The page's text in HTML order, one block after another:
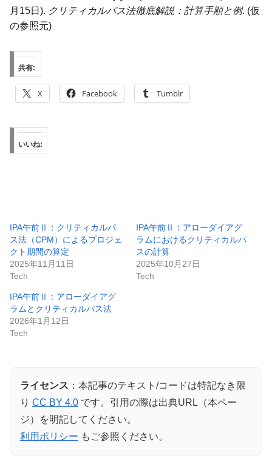
月15日). クリティカルパス法徹底解説：計算手順と例. (仮
の参照元)
共有:
X Facebook Tumblr
いいね:
IPA午前Ⅱ：クリティカルパ
ス法（CPM）によるプロジェ
クト期間の算定
2025年11月11日
Tech
IPA午前Ⅱ：アローダイアグ
ラムにおけるクリティカルパ
スの計算
2025年10月27日
Tech
IPA午前Ⅱ：アローダイアグ
ラムとクリティカルパス法
2026年1月12日
Tech
ライセンス ：本記事のテキスト/コードは特記なき限
り CC BY 4.0 です。引用の際は出典URL（本ペー
ジ）を明記してください。
利用ポリシー もご参照ください。